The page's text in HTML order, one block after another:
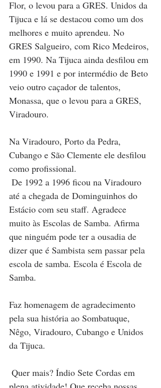
Flor, o levou para a GRES. Unidos da
Tijuca e lá se destacou como um dos
melhores e muito aprendeu. No
GRES Salgueiro, com Rico Medeiros,
em 1990. Na Tijuca ainda desfilou em
1990 e 1991 e por intermédio de Beto
veio outro caçador de talentos,
Monassa, que o levou para a GRES,
Viradouro.
Na Viradouro, Porto da Pedra,
Cubango e São Clemente ele desfilou
como profissional.
até a chegada de Dominguinhos do
Estácio com seu staff. Agradece
muito às Escolas de Samba. Afirma
que ninguém pode ter a ousadia de
dizer que é Sambista sem passar pela
escola de samba. Escola é Escola de
Samba.
Faz homenagem de agradecimento
pela sua história ao Sombatuque,
Nêgo, Viradouro, Cubango e Unidos
da Tijuca.